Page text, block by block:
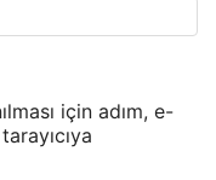
için adım, e-